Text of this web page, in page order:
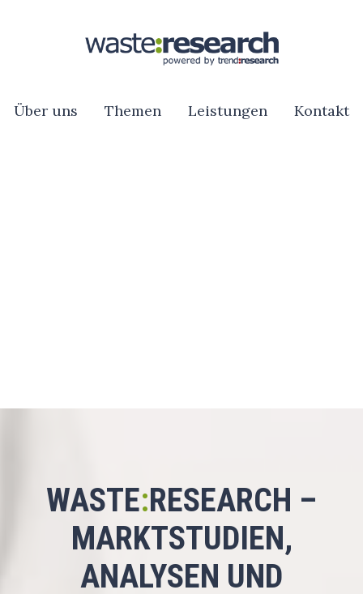
Über uns Themen Leistungen Kontakt
WASTE:RESEARCH –
MARKTSTUDIEN,
ANALYSEN UND